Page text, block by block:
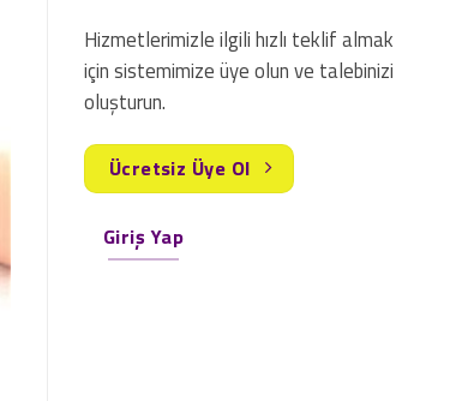
Hizmetlerimizle ilgili hızlı teklif almak
için sistemimize üye olun ve talebinizi
oluşturun.
Ücretsiz Üye Ol
Giriş Yap